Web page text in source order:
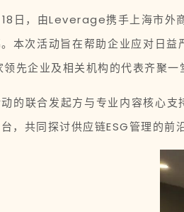
日，由Leverage携手上海市外
本次活动旨在帮助企业应对日
先企业及相关机构的代表齐聚一
的联合发起方与专业内容核心
，共同探讨供应链ESG管理的前